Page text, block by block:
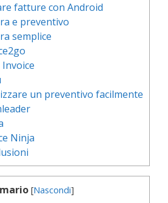
fatture con Android
e preventivo
semplice
un preventivo facilmente
Ninja
[Nascondi]